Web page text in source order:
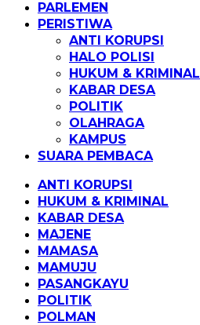
PARLEMEN
PERISTIWA
ANTI KORUPSI
HALO POLISI
HUKUM & KRIMINAL
KABAR DESA
POLITIK
OLAHRAGA
KAMPUS
SUARA PEMBACA
ANTI KORUPSI
HUKUM & KRIMINAL
KABAR DESA
MAJENE
MAMASA
MAMUJU
PASANGKAYU
POLITIK
POLMAN